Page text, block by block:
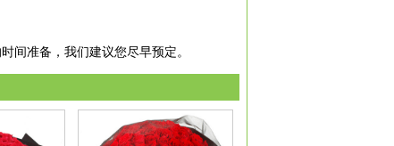
准备，我们建议您尽早预定。